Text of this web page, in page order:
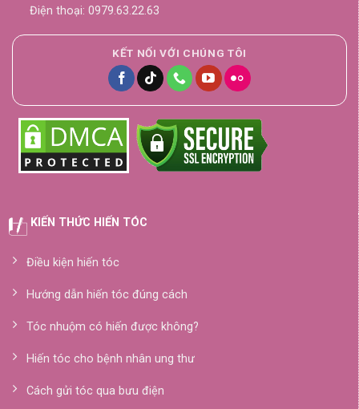
Điện thoại: 0979.63.22.63
KẾT NỐI VỚI CHÚNG TÔI
KIẾN THỨC HIẾN TÓC
Điều kiện hiến tóc
Hướng dẫn hiến tóc đúng cách
Tóc nhuộm có hiến được không?
Hiến tóc cho bệnh nhân ung thư
Cách gửi tóc qua bưu điện